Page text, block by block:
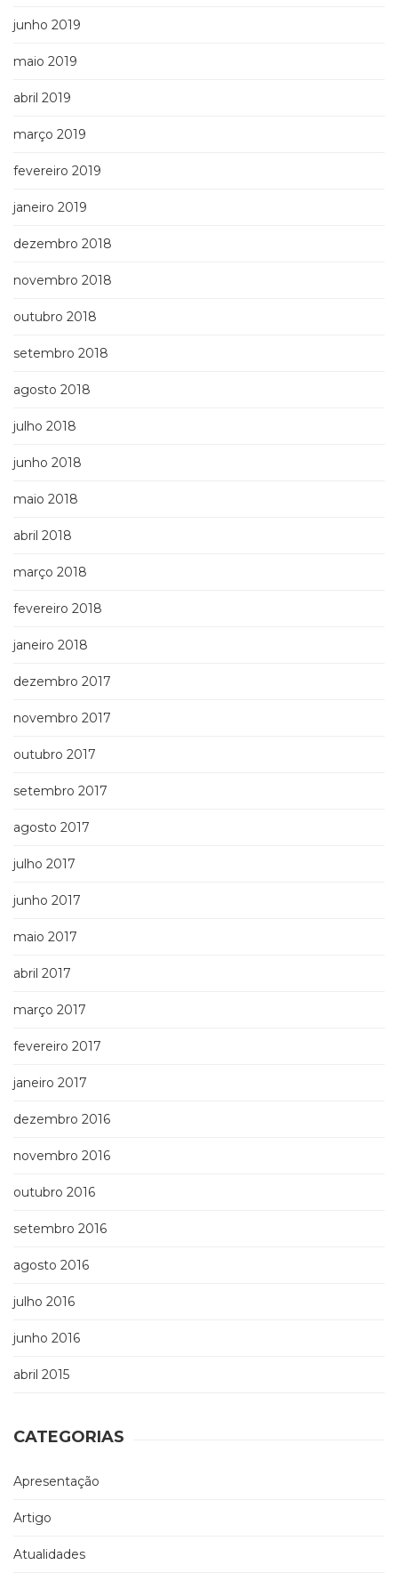
junho 2019
maio 2019
abril 2019
março 2019
fevereiro 2019
janeiro 2019
dezembro 2018
novembro 2018
outubro 2018
setembro 2018
agosto 2018
julho 2018
junho 2018
maio 2018
abril 2018
março 2018
fevereiro 2018
janeiro 2018
dezembro 2017
novembro 2017
outubro 2017
setembro 2017
agosto 2017
julho 2017
junho 2017
maio 2017
abril 2017
março 2017
fevereiro 2017
janeiro 2017
dezembro 2016
novembro 2016
outubro 2016
setembro 2016
agosto 2016
julho 2016
junho 2016
abril 2015
CATEGORIAS
Apresentação
Artigo
Atualidades